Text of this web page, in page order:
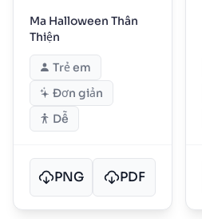
Ma Halloween Thân
Thiện
Trẻ em
Đơn giản
Dễ
PNG PDF